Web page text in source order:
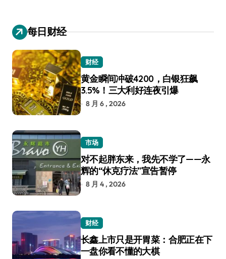
每日财经
财经
黄金瞬间冲破4200，白银狂飙
3.5%！三大利好连夜引爆
8 月 6 , 2026
市场
对不起胖东来，我先不学了——永
辉的“休克疗法”宣告暂停
8 月 4 , 2026
财经
长鑫上市只是开胃菜：合肥正在下
一盘你看不懂的大棋